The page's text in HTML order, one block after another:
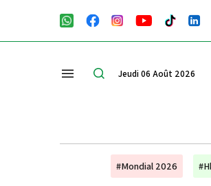
Jeudi 06 Août 2026
#Mondial 2026